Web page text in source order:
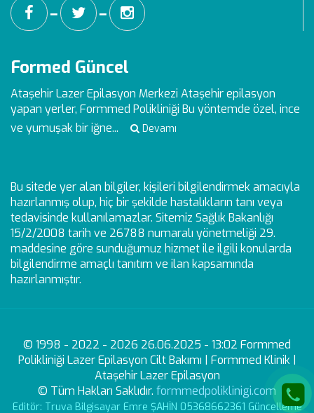
━ ━
Formed Güncel
Ataşehir Lazer Epilasyon Merkezi Ataşehir epilasyon
yapan yerler, Formmed Polikliniği Bu yöntemde özel, ince
ve yumuşak bir iğne...
Devamı
Bu sitede yer alan bilgiler, kişileri bilgilendirmek amacıyla
hazırlanmış olup, hiç bir şekilde hastalıkların tanı veya
tedavisinde kullanılamazlar. Sitemiz Sağlık Bakanlığı
15/2/2008 tarih ve 26788 numaralı yönetmeliği 29.
maddesine göre sunduğumuz hizmet ile ilgili konularda
bilgilendirme amaçlı tanıtım ve ilan kapsamında
hazırlanmıştır.
© 1998 - 2022 - 2026 26.06.2025 - 13:02 Formmed
Polikliniği Lazer Epilasyon Cilt Bakımı | Formmed Klinik |
Ataşehir Lazer Epilasyon
© Tüm Hakları Saklıdır. formmedpoliklinigi.com
Editör: Truva Bilgisayar Emre ŞAHİN 05368662361 Güncelleme